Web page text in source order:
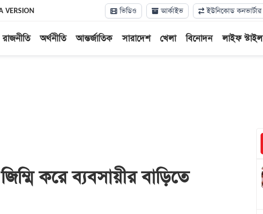
VERSION ভিডিও আর্কাইভ ইউনিকোড কনভার্টার
রাজনীতি অর্থনীতি আন্তর্জাতিক সারাদেশ খেলা বিনোদন লাইফ স্টাইল
করে ব্যবসায়ীর বাড়িতে